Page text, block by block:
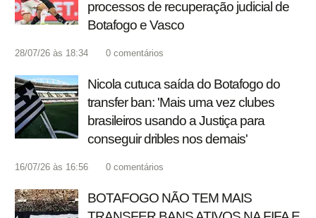
processos de recuperação judicial de
Botafogo e Vasco
28/07/26 às 18:34 0 comentários
Nicola cutuca saída do Botafogo do
transfer ban: 'Mais uma vez clubes
brasileiros usando a Justiça para
conseguir dribles nos demais'
16/07/26 às 16:56 0 comentários
BOTAFOGO NÃO TEM MAIS